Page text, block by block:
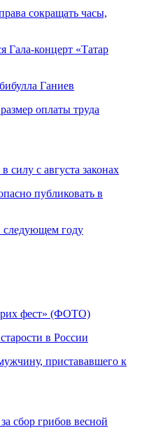
сокращать часы,
Гала-концерт «Татар
Ганиев
оплаты труда
с августа законах
публиковать в
следующем году
фест» (ФОТО)
в России
пристававшего к
сбор грибов весной